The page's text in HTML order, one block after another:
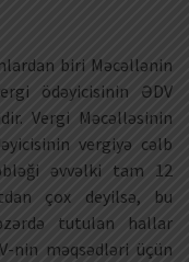
biri Məcəllənin
ödəyicisinin ƏDV
Vergi Məcəlləsinin
vergiyə cəlb
əvvəlki tam 12
çox deyilsə, bu
tutulan hallar
nin məqsədləri üçün